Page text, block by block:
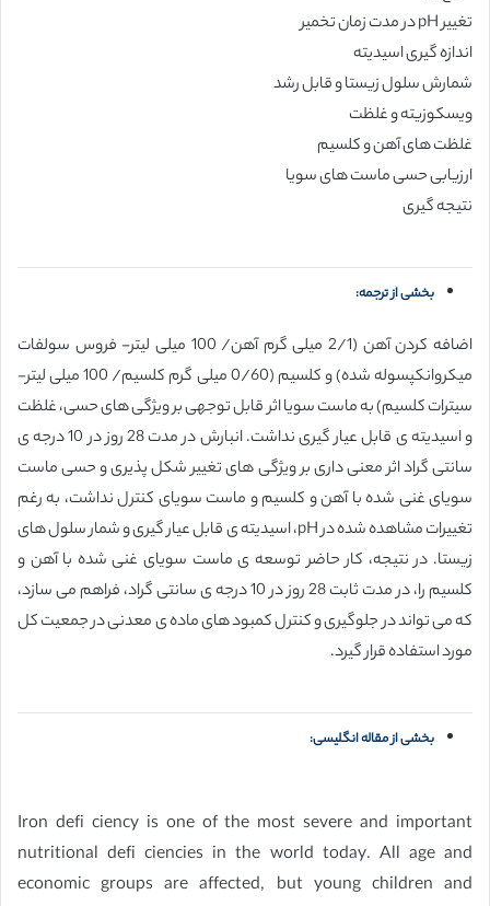
تغییر pH در مدت زمان تخمیر
اندازه گیری اسیدیته
شمارش سلول زیستا و قابل رشد
ویسکوزیته و غلظت
غلظت های آهن و کلسیم
ارزیابی حسی ماست های سویا
نتیجه گیری
بخشی از ترجمه:
اضافه کردن آهن (2/1 میلی گرم آهن/ 100 میلی لیتر- فروس سولفات
میکروانکپسوله شده) و کلسیم (0/60 میلی گرم کلسیم/ 100 میلی لیتر-
سیترات کلسیم) به ماست سویا اثر قابل توجهی بر ویژگی های حسی، غلظت
و اسیدیته ی قابل عیار گیری نداشت. انبارش در مدت 28 روز در 10 درجه ی
سانتی گراد اثر معنی داری بر ویژگی های تغییر شکل پذیری و حسی ماست
سویای غنی شده با آهن و کلسیم و ماست سویای کنترل نداشت، به رغم
تغییرات مشاهده شده در pH، اسیدیته ی قابل عیار گیری و شمار سلول های
زیستا. در نتیجه، کار حاضر توسعه ی ماست سویای غنی شده با آهن و
کلسیم را، در مدت ثابت 28 روز در 10 درجه ی سانتی گراد، فراهم می سازد،
که می تواند در جلوگیری و کنترل کمبود های ماده ی معدنی در جمعیت کل
مورد استفاده قرار گیرد.
بخشی از مقاله انگلیسی:
Iron defi ciency is one of the most severe and important
nutritional defi ciencies in the world today. All age and
economic groups are affected, but young children and